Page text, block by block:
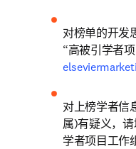
对榜单的开发
“高被引学者项
对上榜学者信
属)有疑义，
学者项目工作